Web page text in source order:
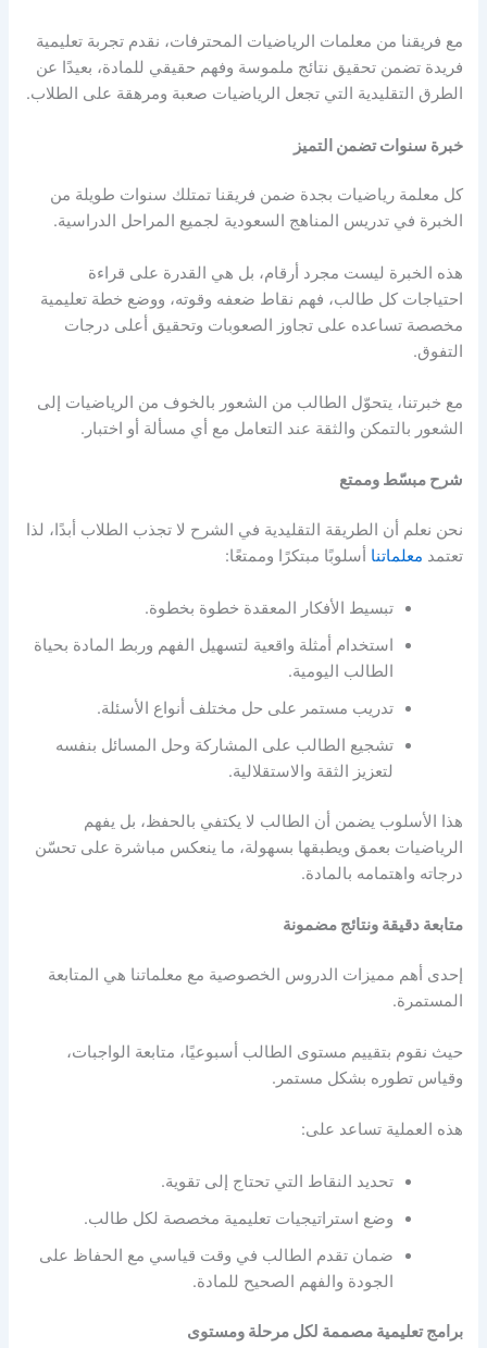
مع فريقنا من معلمات الرياضيات المحترفات، نقدم تجربة تعليمية
فريدة تضمن تحقيق نتائج ملموسة وفهم حقيقي للمادة، بعيدًا عن
الطرق التقليدية التي تجعل الرياضيات صعبة ومرهقة على الطلاب.
خبرة سنوات تضمن التميز
كل معلمة رياضيات بجدة ضمن فريقنا تمتلك سنوات طويلة من
الخبرة في تدريس المناهج السعودية لجميع المراحل الدراسية.
هذه الخبرة ليست مجرد أرقام، بل هي القدرة على قراءة
احتياجات كل طالب، فهم نقاط ضعفه وقوته، ووضع خطة تعليمية
مخصصة تساعده على تجاوز الصعوبات وتحقيق أعلى درجات
التفوق.
مع خبرتنا، يتحوّل الطالب من الشعور بالخوف من الرياضيات إلى
الشعور بالتمكن والثقة عند التعامل مع أي مسألة أو اختبار.
شرح مبسّط وممتع
نحن نعلم أن الطريقة التقليدية في الشرح لا تجذب الطلاب أبدًا، لذا
تعتمد معلماتنا أسلوبًا مبتكرًا وممتعًا:
تبسيط الأفكار المعقدة خطوة بخطوة.
استخدام أمثلة واقعية لتسهيل الفهم وربط المادة بحياة
الطالب اليومية.
تدريب مستمر على حل مختلف أنواع الأسئلة.
تشجيع الطالب على المشاركة وحل المسائل بنفسه
لتعزيز الثقة والاستقلالية.
هذا الأسلوب يضمن أن الطالب لا يكتفي بالحفظ، بل يفهم
الرياضيات بعمق ويطبقها بسهولة، ما ينعكس مباشرة على تحسّن
درجاته واهتمامه بالمادة.
متابعة دقيقة ونتائج مضمونة
إحدى أهم مميزات الدروس الخصوصية مع معلماتنا هي المتابعة
المستمرة.
حيث نقوم بتقييم مستوى الطالب أسبوعيًا، متابعة الواجبات،
وقياس تطوره بشكل مستمر.
هذه العملية تساعد على:
تحديد النقاط التي تحتاج إلى تقوية.
وضع استراتيجيات تعليمية مخصصة لكل طالب.
ضمان تقدم الطالب في وقت قياسي مع الحفاظ على
الجودة والفهم الصحيح للمادة.
برامج تعليمية مصممة لكل مرحلة ومستوى